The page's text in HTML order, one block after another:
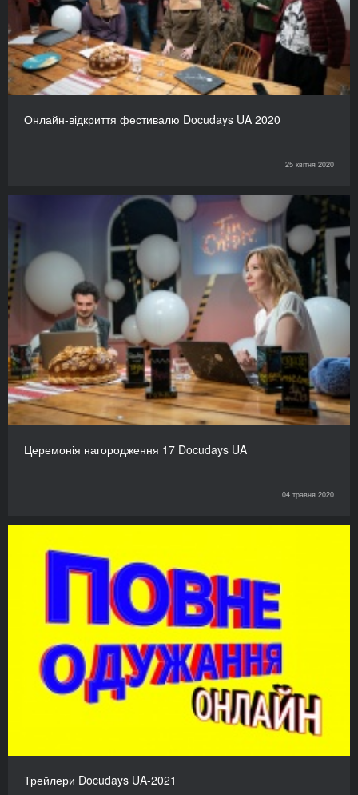
Онлайн-відкриття фестивалю Docudays UA 2020
25 квітня 2020
Церемонія нагородження 17 Docudays UA
04 травня 2020
Трейлери Docudays UA-2021